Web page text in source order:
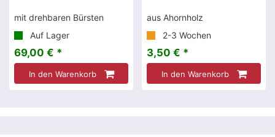
mit drehbaren Bürsten
Auf Lager
69,00 € *
In den Warenkorb
aus Ahornholz
2-3 Wochen
3,50 € *
In den Warenkorb